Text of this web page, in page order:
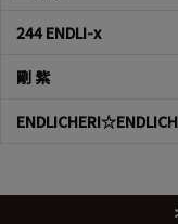
244 ENDLI-x
剛 紫